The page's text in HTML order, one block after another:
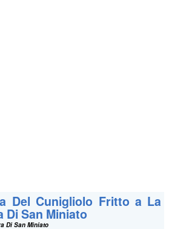
Del Cunigliolo Fritto a La
Di San Miniato
Di San Miniato